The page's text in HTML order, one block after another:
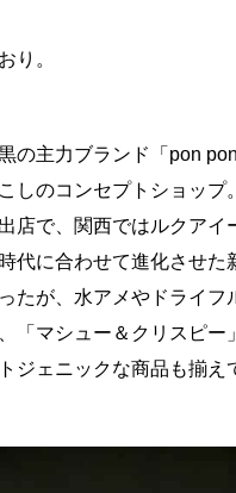
り。
主力ブランド「pon pon
しのコンセプトショップ。
で、関西ではルクアイ
代に合わせて進化させた
たが、水アメやドライフ
「マシュー＆クリスピー
ジェニックな商品も揃え